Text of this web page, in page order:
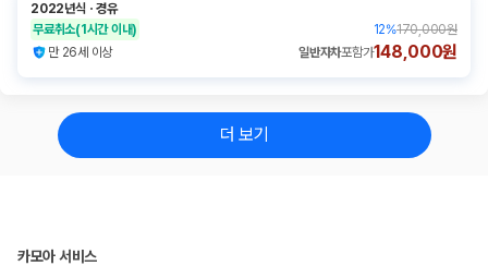
2022년식 ㆍ경유
무료취소(1시간 이내) 12%170,000원
만 26세 이상
일반자차포함가148,000원
더 보기
카모아 서비스